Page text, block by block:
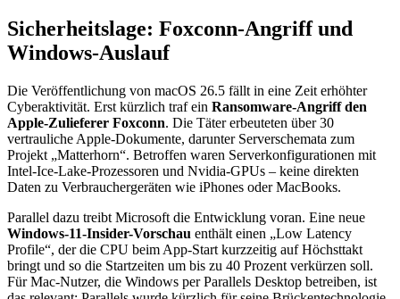
Sicherheitslage: Foxconn-Angriff und
Windows-Auslauf
Die Veröffentlichung von macOS 26.5 fällt in eine Zeit erhöhter
Cyberaktivität. Erst kürzlich traf ein Ransomware-Angriff den
Apple-Zulieferer Foxconn. Die Täter erbeuteten über 30
vertrauliche Apple-Dokumente, darunter Serverschemata zum
Projekt „Matterhorn“. Betroffen waren Serverkonfigurationen mit
Intel-Ice-Lake-Prozessoren und Nvidia-GPUs – keine direkten
Daten zu Verbrauchergeräten wie iPhones oder MacBooks.
Parallel dazu treibt Microsoft die Entwicklung voran. Eine neue
Windows-11-Insider-Vorschau enthält einen „Low Latency
Profile“, der die CPU beim App-Start kurzzeitig auf Höchsttakt
bringt und so die Startzeiten um bis zu 40 Prozent verkürzen soll.
Für Mac-Nutzer, die Windows per Parallels Desktop betreiben, ist